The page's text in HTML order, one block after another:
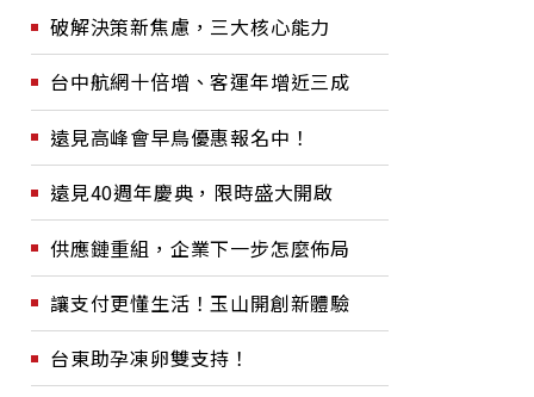
破解決策新焦慮，三大核心能力
台中航網十倍增、客運年增近三成
遠見高峰會早鳥優惠報名中！
遠見40週年慶典，限時盛大開啟
供應鏈重組，企業下一步怎麼佈局
讓支付更懂生活！玉山開創新體驗
台東助孕凍卵雙支持！